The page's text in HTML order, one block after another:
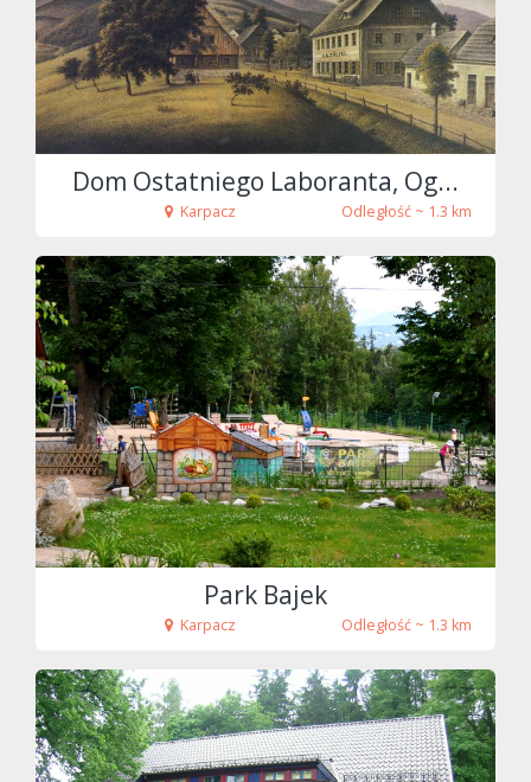
fot. Tenet
Dom Ostatniego Laboranta, Og...
Karpacz Odległość ~ 1.3 km
fot. Tenet
Park Bajek
Karpacz Odległość ~ 1.3 km